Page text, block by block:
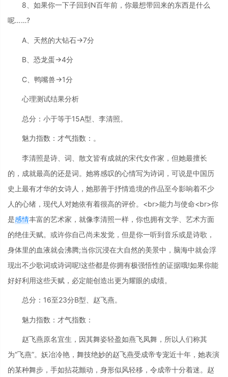
8、如果你一下子回到N百年前，你最想带回来的东西是什么
呢……?
A、天然的大钻石→7分
B、恐龙蛋→4分
C、鸭嘴兽→1分
心理测试结果分析
总分：小于等于15A型、李清照。
魅力指数：才气指数：。
李清照是诗、词、散文皆有成就的宋代女作家，但她最擅长
的，成就最高的还是词。她将感叹的心情写为诗词，可说是中国历
史上最有才华的女诗人，她那善于抒情造境的作品至今影响着不少
人的心绪，现代人对她依有着很高的评价。<br>能力与使命<br>你
是感情丰富的艺术家，就像李清照一样，你也拥有文学、艺术方面
的绝佳天赋。或许你自己尚未发觉，但是你一听到音乐或是诗歌，
身体里的血液就会沸腾;当你沉浸在大自然的美景中，脑海中就会浮
现出不少歌词或诗词呢!这些都是你拥有极强悟性的证据哦!如果你能
好好利用这些天赋，必定能创造出更为耀眼的成绩。
总分：16至23分B型、赵飞燕。
魅力指数：才气指数：
赵飞燕原名宜生，因其舞姿轻盈如燕飞凤舞，所以人们称其
为“飞燕”。妖冶冷艳，舞技绝妙的赵飞燕受成帝专宠近十年，她表演
的某种舞步，手如拈花颤动，身形似风轻移，令成帝十分着迷。赵